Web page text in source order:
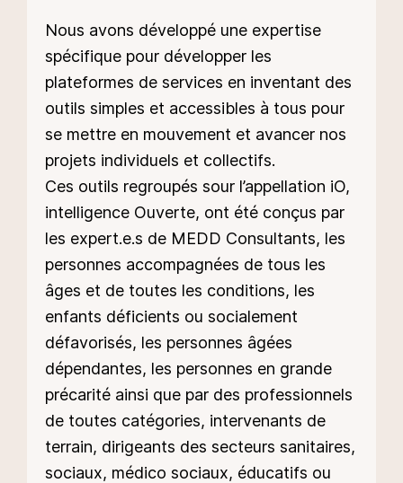
Nous avons développé une expertise
spécifique pour développer les
plateformes de services en inventant des
outils simples et accessibles à tous pour
se mettre en mouvement et avancer nos
projets individuels et collectifs.
Ces outils regroupés sour l’appellation iO,
intelligence Ouverte, ont été conçus par
les expert.e.s de MEDD Consultants, les
personnes accompagnées de tous les
âges et de toutes les conditions, les
enfants déficients ou socialement
défavorisés, les personnes âgées
dépendantes, les personnes en grande
précarité ainsi que par des professionnels
de toutes catégories, intervenants de
terrain, dirigeants des secteurs sanitaires,
sociaux, médico sociaux, éducatifs ou